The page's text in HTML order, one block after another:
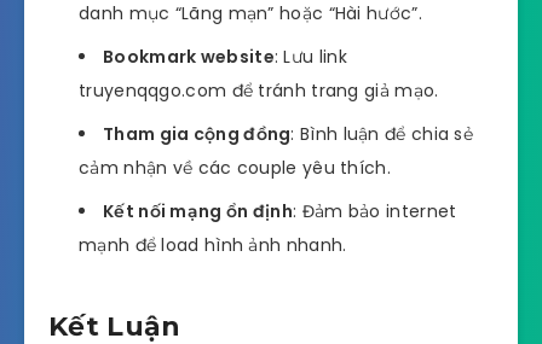
danh mục “Lãng mạn” hoặc “Hài hước”.
Bookmark website: Lưu link
truyenqqgo.com để tránh trang giả mạo.
Tham gia cộng đồng: Bình luận để chia sẻ
cảm nhận về các couple yêu thích.
Kết nối mạng ổn định: Đảm bảo internet
mạnh để load hình ảnh nhanh.
Kết Luận